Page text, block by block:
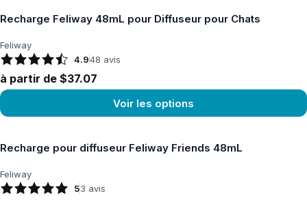
Recharge Feliway 48mL pour Diffuseur pour Chats
Feliway
4.948 avis
à partir de $37.07
Voir les options
Recharge pour diffuseur Feliway Friends 48mL
Feliway
53 avis